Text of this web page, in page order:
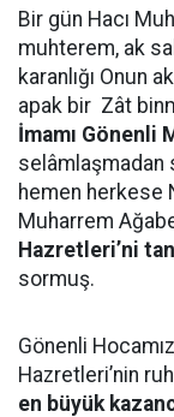
Bir gün Hacı
muhterem, ak
karanlığı Onun
apak bir Zât
İmamı Gönenli
selâmlaşmadan
hemen herkese
Muharrem
Hazretleri’ni
sormuş.
Gönenli
Hazretleri’nin
en büyük